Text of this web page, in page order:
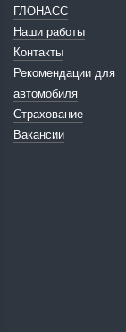
ГЛОНАСС
Наши работы
Контакты
Рекомендации для
автомобиля
Страхование
Вакансии